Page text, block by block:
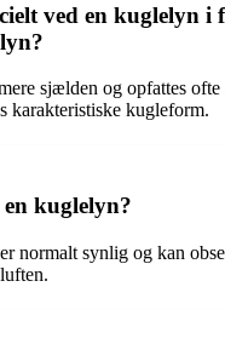
ved en kuglelyn i
sjælden og opfattes ofte
karakteristiske kugleform.
kuglelyn?
normalt synlig og kan